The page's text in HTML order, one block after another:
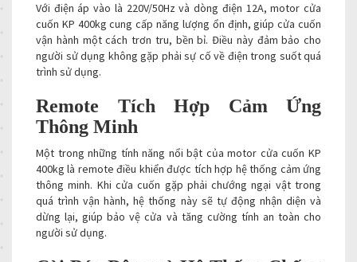
Với điện áp vào là 220V/50Hz và dòng điện 12A, motor cửa
cuốn KP 400kg cung cấp năng lượng ổn định, giúp cửa cuốn
vận hành một cách trơn tru, bền bỉ. Điều này đảm bảo cho
người sử dụng không gặp phải sự cố về điện trong suốt quá
trình sử dụng.
Remote Tích Hợp Cảm Ứng
Thông Minh
Một trong những tính năng nổi bật của motor cửa cuốn KP
400kg là remote điều khiển được tích hợp hệ thống cảm ứng
thông minh. Khi cửa cuốn gặp phải chướng ngại vật trong
quá trình vận hành, hệ thống này sẽ tự động nhận diện và
dừng lại, giúp bảo vệ cửa và tăng cường tính an toàn cho
người sử dụng.